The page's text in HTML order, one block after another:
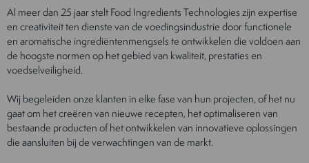
Al meer dan 25 jaar stelt Food Ingredients Technologies zijn expertise
en creativiteit ten dienste van de voedingsindustrie door functionele
en aromatische ingrediëntenmengsels te ontwikkelen die voldoen aan
de hoogste normen op het gebied van kwaliteit, prestaties en
voedselveiligheid.
Wij begeleiden onze klanten in elke fase van hun projecten, of het nu
gaat om het creëren van nieuwe recepten, het optimaliseren van
bestaande producten of het ontwikkelen van innovatieve oplossingen
die aansluiten bij de verwachtingen van de markt.